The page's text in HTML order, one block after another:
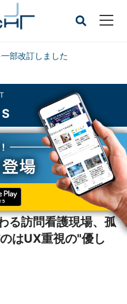
部改訂しました
孤独を解消し心をつないだのはUX重
訪問看護現場、孤
はUX重視の"優し